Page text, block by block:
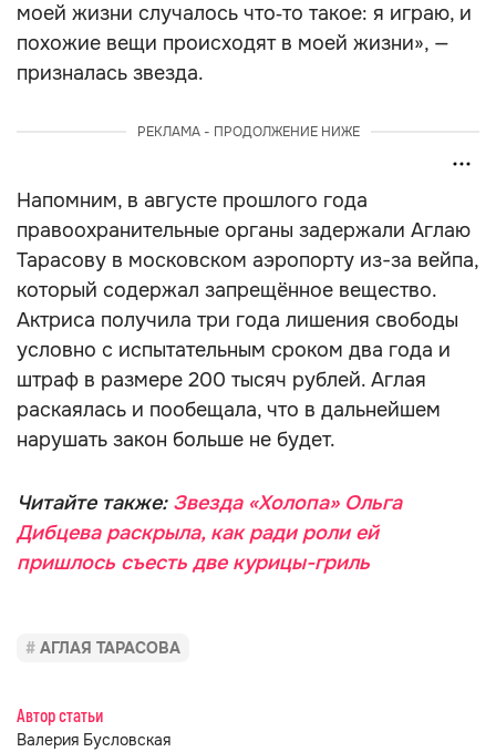
моей жизни случалось что‑то такое: я играю, и
похожие вещи происходят в моей жизни», —
призналась звезда.
РЕКЛАМА - ПРОДОЛЖЕНИЕ НИЖЕ
Напомним, в августе прошлого года
правоохранительные органы задержали Аглаю
Тарасову в московском аэропорту из-за вейпа,
который содержал запрещённое вещество.
Актриса получила три года лишения свободы
условно с испытательным сроком два года и
штраф в размере 200 тысяч рублей. Аглая
раскаялась и пообещала, что в дальнейшем
нарушать закон больше не будет.
Читайте также: Звезда «Холопа» Ольга
Дибцева раскрыла, как ради роли ей
пришлось съесть две курицы-гриль
АГЛАЯ ТАРАСОВА
Автор статьи
Валерия Бусловская